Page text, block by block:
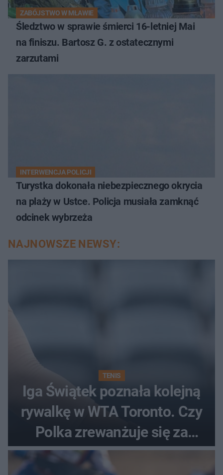
ZABÓJSTWO W MŁAWIE
Śledztwo w sprawie śmierci 16-letniej Mai
na finiszu. Bartosz G. z ostatecznymi
zarzutami
INTERWENCJA POLICJI
Turystka dokonała niebezpiecznego okrycia
na plaży w Ustce. Policja musiała zamknąć
odcinek wybrzeża
NAJNOWSZE NEWSY:
TENIS
Iga Świątek poznała kolejną
rywalkę w WTA Toronto. Czy
Polka zrewanżuje się za
ostatnią porażkę?